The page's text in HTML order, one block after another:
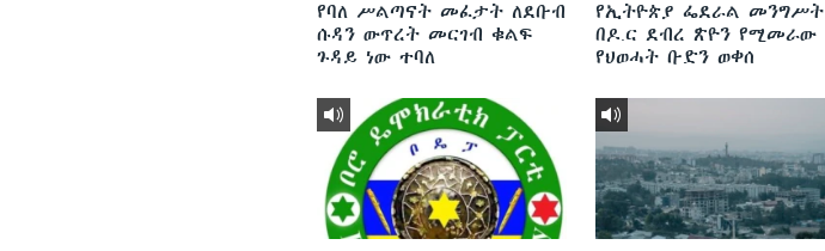
የባለ ሥልጣናት መፈታት ለደቡብ
ሱዳን ውጥረት መርገብ ቁልፍ
ጉዳይ ነው ተባለ
የኢትዮጵያ ፌደራል መንግሥት
በዶ.ር ደብረ ጽዮን የሚመራው
የህወሓት ቡድን ወቀሰ